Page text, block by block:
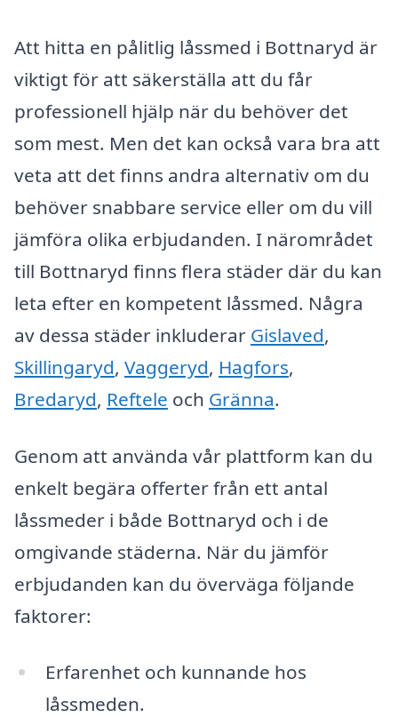
Att hitta en pålitlig låssmed i Bottnaryd är
viktigt för att säkerställa att du får
professionell hjälp när du behöver det
som mest. Men det kan också vara bra att
veta att det finns andra alternativ om du
behöver snabbare service eller om du vill
jämföra olika erbjudanden. I närområdet
till Bottnaryd finns flera städer där du kan
leta efter en kompetent låssmed. Några
av dessa städer inkluderar Gislaved,
Skillingaryd, Vaggeryd, Hagfors,
Bredaryd, Reftele och Gränna.
Genom att använda vår plattform kan du
enkelt begära offerter från ett antal
låssmeder i både Bottnaryd och i de
omgivande städerna. När du jämför
erbjudanden kan du överväga följande
faktorer:
Erfarenhet och kunnande hos
låssmeden.